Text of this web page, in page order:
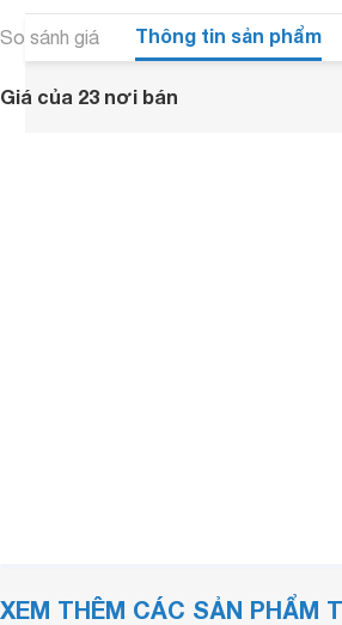
So sánh giá Thông tin sản phẩm
Giá của 23 nơi bán
XEM THÊM CÁC SẢN PHẨM